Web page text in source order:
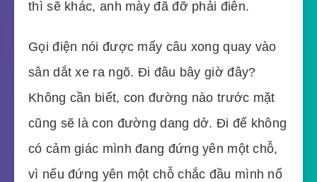
thì sẽ khác, anh mày đã đỡ phải điên.
Gọi điện nói được mấy câu xong quay vào
sân dắt xe ra ngõ. Đi đâu bây giờ đây?
Không cần biết, con đường nào trước mặt
cũng sẽ là con đường dang dở. Đi để không
có cảm giác mình đang đứng yên một chỗ,
vì nếu đứng yên một chỗ chắc đầu mình nổ